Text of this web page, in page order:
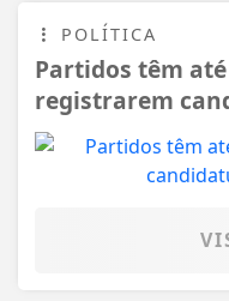
POLÍTICA
Partidos têm
registrarem